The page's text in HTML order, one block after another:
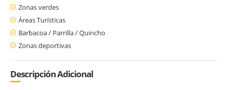
Zonas verdes
Áreas Turísticas
Barbacoa / Parrilla / Quincho
Zonas deportivas
Descripción Adicional